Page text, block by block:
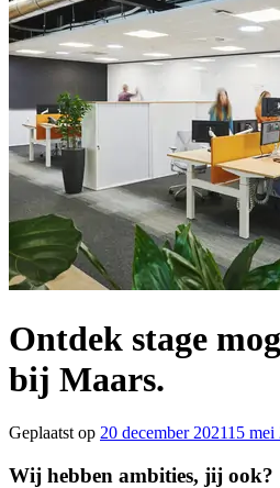
Ontdek stage
bij Maars.
Geplaatst op 20 december 202115 mei
Wij hebben ambities, jij ook?